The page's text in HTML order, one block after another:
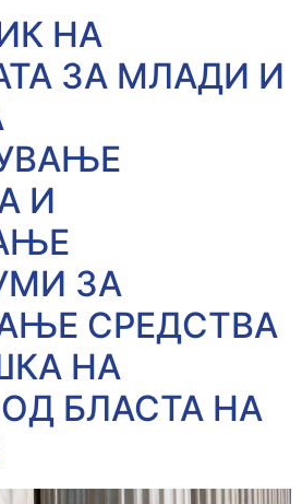
НА
ЗА МЛАДИ И
И
ЗА
СРЕДСТВА
НА
БЛАСТА НА